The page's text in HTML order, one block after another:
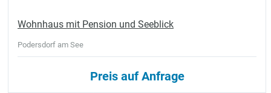
Wohnhaus mit Pension und Seeblick
Podersdorf am See
Preis auf Anfrage